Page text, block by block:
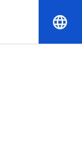
language